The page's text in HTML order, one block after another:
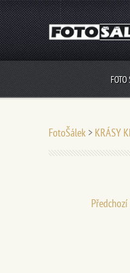
FotoŠálek > KRÁSY
Předchozí